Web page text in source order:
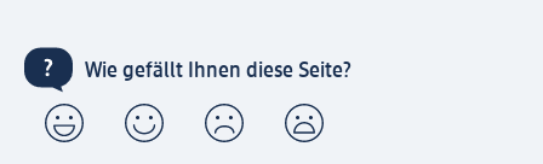
Wie gefällt Ihnen diese Seite?